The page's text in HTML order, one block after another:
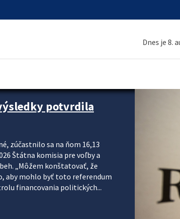
Dnes je 8.
potvrdila
zúčastnilo sa na ňom 16,13
Štátna komisia pre voľby a
„Môžem konštatovať, že
aby mohlo byť toto referendum
financovania politických...